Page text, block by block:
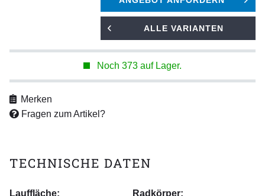
ALLE VARIANTEN
Noch 373 auf Lager.
Merken
Fragen zum Artikel?
TECHNISCHE DATEN
Lauffläche:
Radkörper: